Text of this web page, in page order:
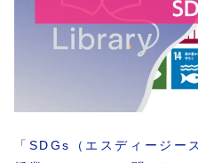
「SDGs（エスディージー